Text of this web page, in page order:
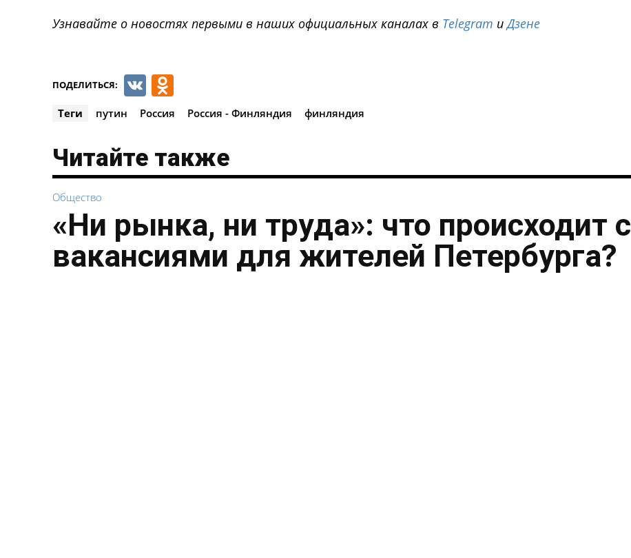
Узнавайте о новостях первыми в наших официальных каналах в Telegram иДзене
ПОДЕЛИТЬСЯ: VK
Теги путин Россия Россия - Финляндия финляндия
Читайте также
Общество
«Ни рынка, ни труда»: что происходит с
вакансиями для жителей Петербурга?